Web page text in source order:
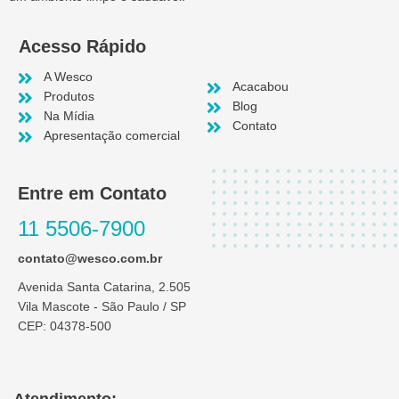
Acesso Rápido
A Wesco
Produtos
Na Mídia
Apresentação comercial
Acacabou
Blog
Contato
Entre em Contato
11 5506-7900
contato@wesco.com.br
Avenida Santa Catarina, 2.505
Vila Mascote - São Paulo / SP
CEP: 04378-500